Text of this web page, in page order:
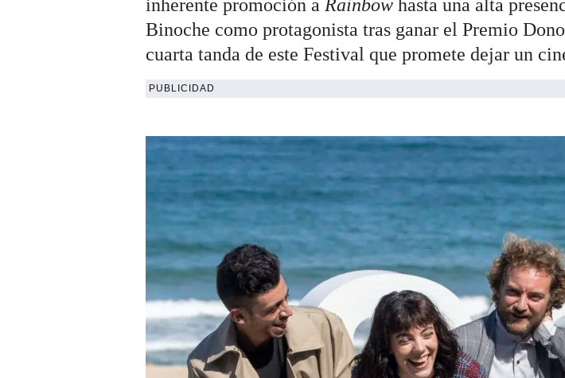
inherente promoción a Rainbow hasta una alta
Binoche como protagonista tras ganar el Premio
cuarta tanda de este Festival que promete dejar un
PUBLICIDAD